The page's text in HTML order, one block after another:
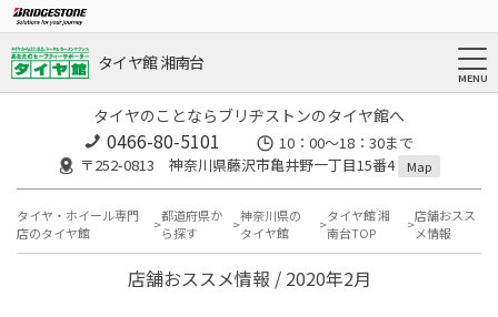
タイヤ館 湘南台
タイヤのことならブリヂストンのタイヤ館へ
0466-80-5101
10：00～18：30まで
〒252-0813 神奈川県藤沢市亀井野一丁目15番4
Map
タイヤ・ホイール専門
店のタイヤ館
都道府県か
ら探す
神奈川県の
タイヤ館
タイヤ館 湘
南台TOP
店舗おスス
メ情報
店舗おススメ情報 / 2020年2月